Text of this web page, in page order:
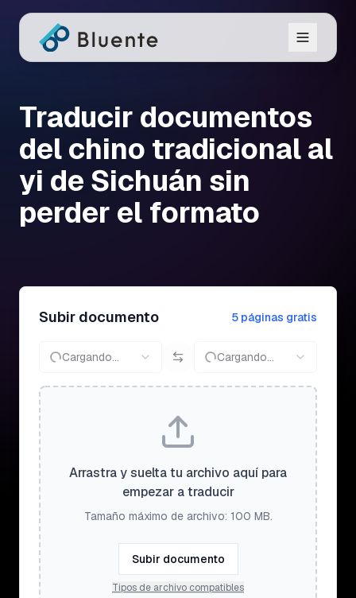
Traducir documentos
del chino tradicional al
yi de Sichuán sin
perder el formato
Subir documento 5 páginas gratis
Cargando... Cargando...
Arrastra y suelta tu archivo aquí para
empezar a traducir
Tamaño máximo de archivo: 100 MB.
Subir documento
Tipos de archivo compatibles